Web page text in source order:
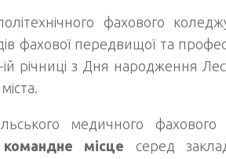
фахового
фахової передвищої та
річниці з Дня народження
медичного
командне місце серед